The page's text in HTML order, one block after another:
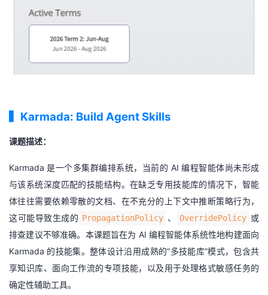
Karmada: Build Agent Skills
课题描述：
Karmada 是一个多集群编排系统，当前的 AI 编程智能体尚未形成
与该系统深度匹配的技能结构。在缺乏专用技能库的情况下，智能
体往往需要依赖零散的文档、在不充分的上下文中推断策略行为，
这可能导致生成的 PropagationPolicy 、 OverridePolicy 或
排查建议不够准确。本课题旨在为 AI 编程智能体系统性地构建面向
Karmada 的技能集。整体设计沿用成熟的“多技能库”模式，包含共
享知识库、面向工作流的专项技能，以及用于处理格式敏感任务的
确定性辅助工具。